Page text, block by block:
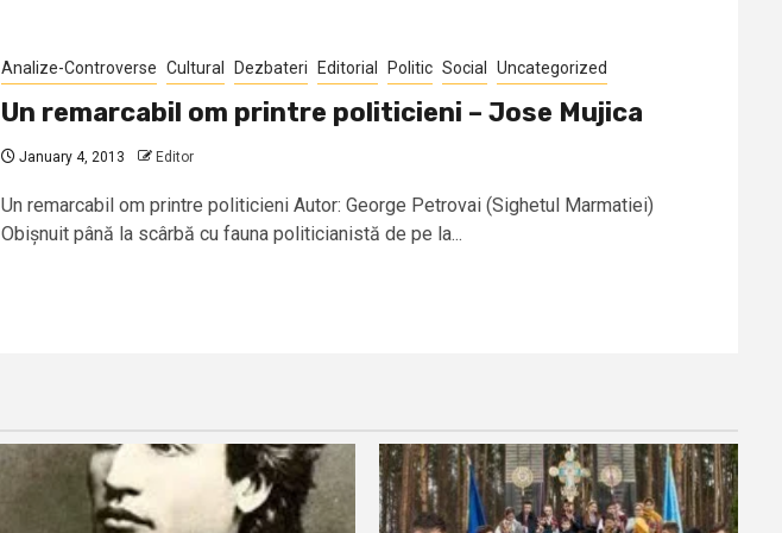
Analize-Controverse Cultural Dezbateri Editorial Politic Social Uncategorized
Un remarcabil om printre politicieni – Jose Mujica
January 4, 2013 Editor
Un remarcabil om printre politicieni Autor: George Petrovai (Sighetul Marmatiei)
Obișnuit până la scârbă cu fauna politicianistă de pe la...